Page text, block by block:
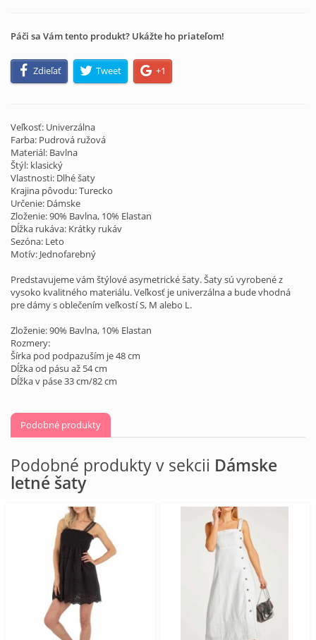
Páči sa Vám tento produkt? Ukážte ho priateľom!
Zdieľať Tweet +1
Veľkosť: Univerzálna
Farba: Pudrová ružová
Materiál: Bavlna
Štýl: klasický
Vlastnosti: Dlhé šaty
Krajina pôvodu: Turecko
Určenie: Dámske
Zloženie: 90% Bavlna, 10% Elastan
Dĺžka rukáva: Krátky rukáv
Sezóna: Leto
Motív: Jednofarebný
Predstavujeme vám štýlové asymetrické šaty. Šaty sú vyrobené z
vysoko kvalitného materiálu. Veľkosť je univerzálna a bude vhodná
pre dámy s oblečením veľkostí S, M alebo L.
Zloženie: 90% Bavlna, 10% Elastan
Rozmery:
Šírka pod podpazuším je 48 cm
Dĺžka od pásu až 54 cm
Dĺžka v páse 33 cm/82 cm
Podobné produkty
Podobné produkty v sekcii Dámske
letné šaty